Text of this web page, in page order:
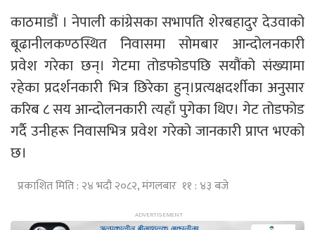
काठमाडौं । नेपाली कांग्रेसका सभापति शेरबहादुर देउवाको
बूढानीलकण्ठस्थित निवासमा सोमबार आन्दोलनकारी
प्रवेश गरेका छन्। गेटमा तोडफोडपछि सयौंको संख्यामा
रहेका प्रदर्शनकारी भित्र छिरेका हुन्।प्रत्यक्षदर्शीका अनुसार
करिब ८ सय आन्दोलनकारी त्यहाँ पुगेका थिए। गेट तोडफोड
गर्दै उनीहरू निवासभित्र प्रवेश गरेको जानकारी प्राप्त भएको
छ।
प्रकाशित मिति : २४ भदौ २०८२, मंगलबार ११ : ४३ बजे